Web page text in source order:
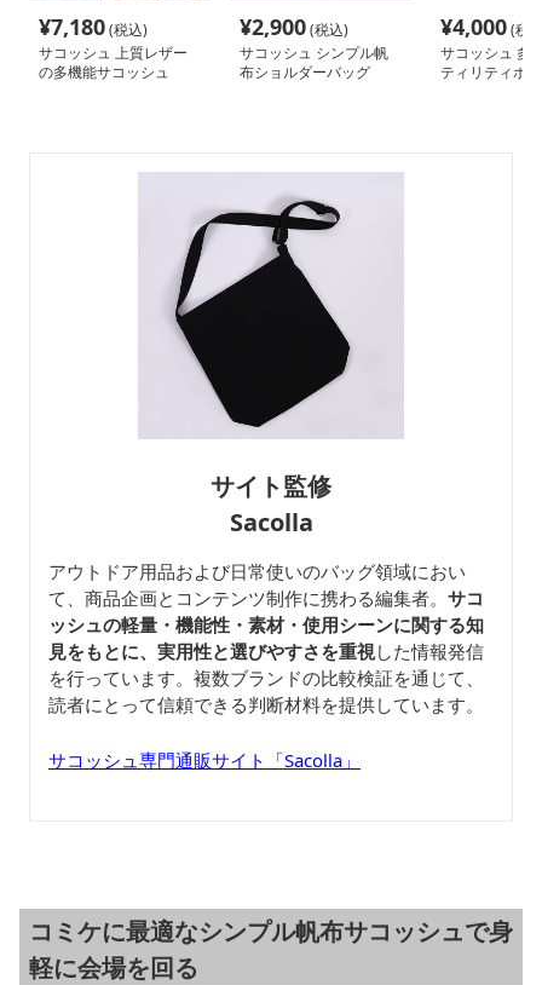
¥7,180(税込)
サコッシュ 上質レザー
の多機能サコッシュ
¥2,900(税込)
サコッシュ シンプル帆
布ショルダーバッグ
¥4,000(税
サコッシュ 多
ティリティポ
サイト監修
Sacolla
アウトドア用品および日常使いのバッグ領域におい
て、商品企画とコンテンツ制作に携わる編集者。 サコ
ッシュの軽量・機能性・素材・使用シーンに関する知
見をもとに、実用性と選びやすさを重視した情報発信
を行っています。複数ブランドの比較検証を通じて、
読者にとって信頼できる判断材料を提供しています。
サコッシュ専門通販サイト「Sacolla」
コミケに最適なシンプル帆布サコッシュで身
軽に会場を回る